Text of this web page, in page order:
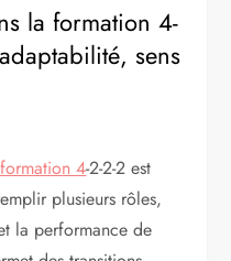
la formation 4-
sens
4-2-2-2 est
plusieurs rôles,
la performance de